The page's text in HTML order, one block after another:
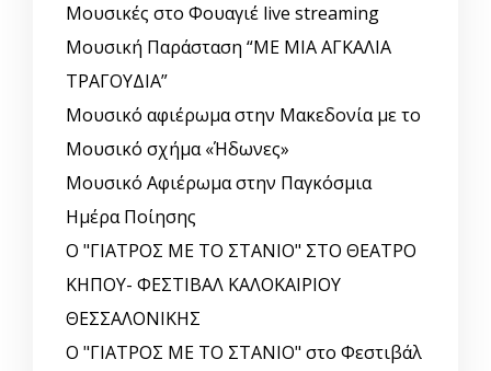
Μουσικές στο Φουαγιέ live streaming
Μουσική Παράσταση “ΜΕ ΜΙΑ ΑΓΚΑΛΙΑ
ΤΡΑΓΟΥΔΙΑ”
Μουσικό αφιέρωμα στην Μακεδονία με το
Μουσικό σχήμα «Ήδωνες»
Μουσικό Αφιέρωμα στην Παγκόσμια
Ημέρα Ποίησης
Ο "ΓΙΑΤΡΟΣ ΜΕ ΤΟ ΣΤΑΝΙΟ" ΣΤΟ ΘΕΑΤΡΟ
ΚΗΠΟΥ- ΦΕΣΤΙΒΑΛ ΚΑΛΟΚΑΙΡΙΟΥ
ΘΕΣΣΑΛΟΝΙΚΗΣ
Ο "ΓΙΑΤΡΟΣ ΜΕ ΤΟ ΣΤΑΝΙΟ" στο Φεστιβάλ